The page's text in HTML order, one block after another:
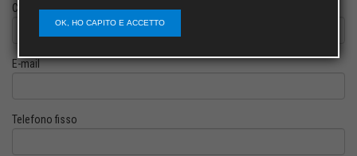
Cognome
E-mail
Telefono fisso
OK, HO CAPITO E ACCETTO